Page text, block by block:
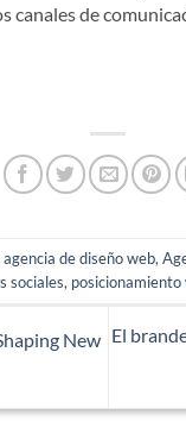
de
agencia de diseño web,
sociales, posicionamiento
New El